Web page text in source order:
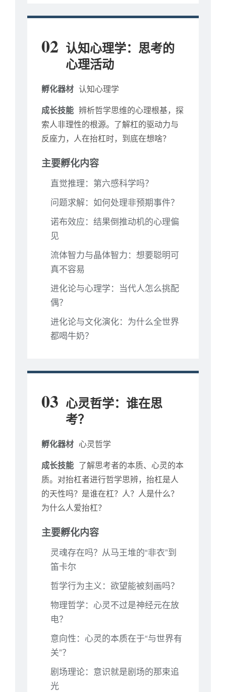
02 认知心理学：思考的
心理活动
孵化器材 认知心理学
成长技能 辨析哲学思维的心理根基，探
索人非理性的根源。了解杠的驱动力与
反座力，人在抬杠时，到底在想啥？
主要孵化内容
直觉推理：第六感科学吗？
问题求解：如何处理非预期事件？
诺布效应：结果倒推动机的心理偏
见
流体智力与晶体智力：想要聪明可
真不容易
进化论与心理学：当代人怎么挑配
偶？
进化论与文化演化：为什么全世界
都喝牛奶？
03 心灵哲学：谁在思
考？
孵化器材 心灵哲学
成长技能 了解思考者的本质、心灵的本
质。对抬杠者进行哲学思辨，抬杠是人
的天性吗？是谁在杠？人？人是什么？
为什么人爱抬杠？
主要孵化内容
灵魂存在吗？从马王堆的“非衣”到
笛卡尔
哲学行为主义：欲望能被刻画吗？
物理哲学：心灵不过是神经元在放
电？
意向性：心灵的本质在于“与世界有
关”？
剧场理论：意识就是剧场的那束追
光